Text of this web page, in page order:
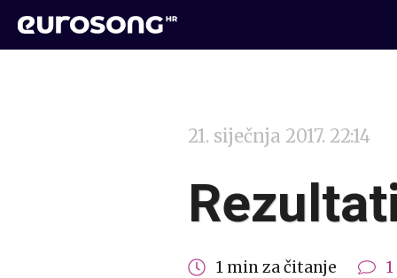
21. siječnja 2017. 22:14
1 min za čitanje